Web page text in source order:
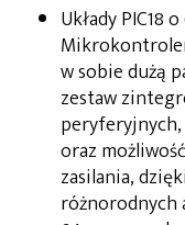
Układy PIC18
w sobie dużą
zestaw
oraz
zasilania,
różnorodnych